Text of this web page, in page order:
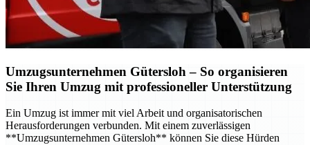
Umzugsunternehmen Gütersloh – So organisieren
Sie Ihren Umzug mit professioneller Unterstützung
Ein Umzug ist immer mit viel Arbeit und organisatorischen
Herausforderungen verbunden. Mit einem zuverlässigen
**Umzugsunternehmen Gütersloh** können Sie diese Hürden